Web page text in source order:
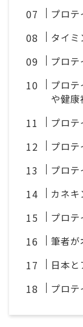
プロ
タイミ
プロテ
プロ
や健康
プロ
プロテ
プロ
カネ
プロテ
筆者が
日本
プロテ